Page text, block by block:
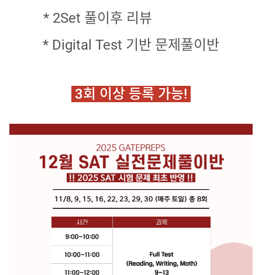
* 2Set 풀이후 리뷰
* Digital Test 기반 문제풀이반
3회 이상 등록 가능!